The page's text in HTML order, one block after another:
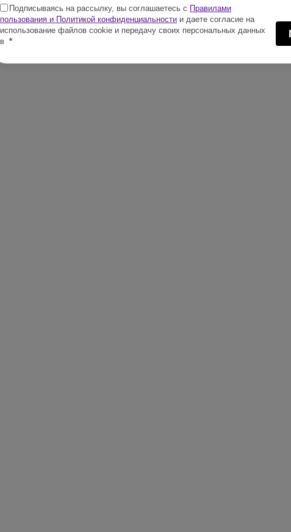
Подписываясь на рассылку, вы соглашаетесь с Правилами
пользования и Политикой конфиденциальности и даете согласие на
использование файлов cookie и передачу своих персональных данных
в *